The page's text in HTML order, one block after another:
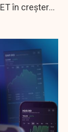
în creștere
totală